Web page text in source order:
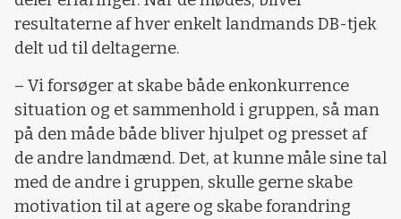
resultaterne af hver enkelt landmands DB-tjek
delt ud til deltagerne.
– Vi forsøger at skabe både enkonkurrence
situation og et sammenhold i gruppen, så man
på den måde både bliver hjulpet og presset af
de andre landmænd. Det, at kunne måle sine tal
med de andre i gruppen, skulle gerne skabe
motivation til at agere og skabe forandring